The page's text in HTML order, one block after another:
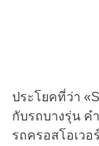
ประโยคที่ว่า
กับรถบางรุ่น ค
รถครอสโอเวอ